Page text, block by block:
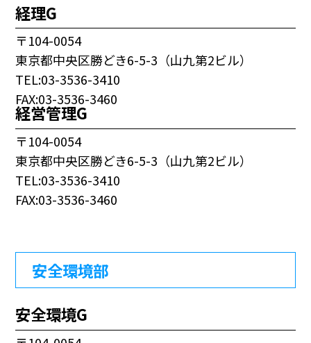
経理G
〒104-0054
東京都中央区勝どき6-5-3（山九第2ビル）
TEL:03-3536-3410
FAX:03-3536-3460
経営管理G
〒104-0054
東京都中央区勝どき6-5-3（山九第2ビル）
TEL:03-3536-3410
FAX:03-3536-3460
安全環境部
安全環境G